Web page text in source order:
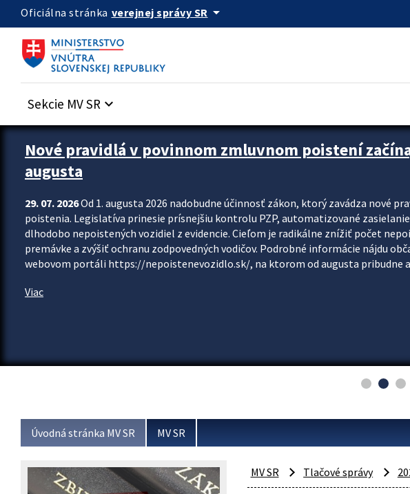
Preskocit na hlavný obsah
Oficiálna stránka verejnej správy SR arrow_drop_down
Sekcie MV SR keyboard_arrow_down
Zastavit automatický posun upútavok
Nové pravidlá v povinnom zmluvnom poistení
augusta
29. 07. 2026Od 1. augusta 2026 nadobudne účinnosť zákon, ktorý zavádza nové
poistenia. Legislatíva prinesie prísnejšiu kontrolu PZP, automatizované
dlhodobo nepoistených vozidiel z evidencie. Cieľom je radikálne znížiť počet
premávke a zvýšiť ochranu zodpovedných vodičov. Podrobné informácie nájdu
webovom portáli https://nepoistenevozidlo.sk/, na ktorom od augusta pribudne
Viac
Úvodná stránka MV SR MV SR
MV SR Tlačové správy